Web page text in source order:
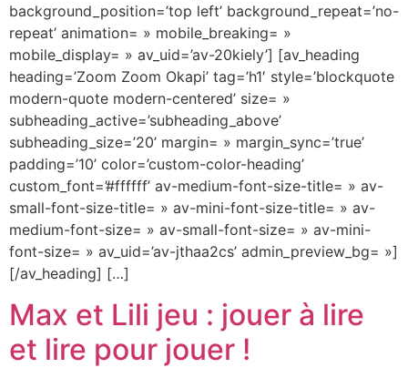
background_position=’top left’ background_repeat=’no-
repeat’ animation= » mobile_breaking= »
mobile_display= » av_uid=’av-20kiely’] [av_heading
heading=’Zoom Zoom Okapi’ tag=’h1′ style=’blockquote
modern-quote modern-centered’ size= »
subheading_active=’subheading_above’
subheading_size=’20’ margin= » margin_sync=’true’
padding=’10’ color=’custom-color-heading’
custom_font=’#ffffff’ av-medium-font-size-title= » av-
small-font-size-title= » av-mini-font-size-title= » av-
medium-font-size= » av-small-font-size= » av-mini-
font-size= » av_uid=’av-jthaa2cs’ admin_preview_bg= »]
[/av_heading] […]
Max et Lili jeu : jouer à lire
et lire pour jouer !